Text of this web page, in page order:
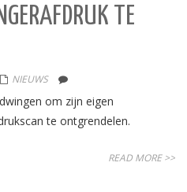
TE
NIEUWS
om zijn eigen
te ontgrendelen.
READ MORE >>